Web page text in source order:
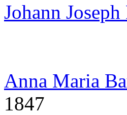
Johann
Anna Maria
1847